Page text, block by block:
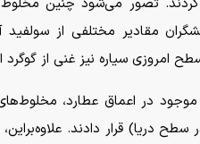
مقادیر مختلفی از
امروزی سیاره نیز غنی از
در سطح دریا) قرار دادند.